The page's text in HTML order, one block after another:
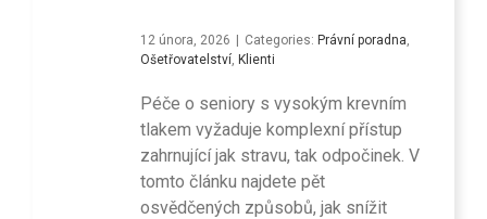
12 února, 2026 | Categories: Právní poradna,
Ošetřovatelství, Klienti
Péče o seniory s vysokým krevním
tlakem vyžaduje komplexní přístup
zahrnující jak stravu, tak odpočinek. V
tomto článku najdete pět
osvědčených způsobů, jak snížit